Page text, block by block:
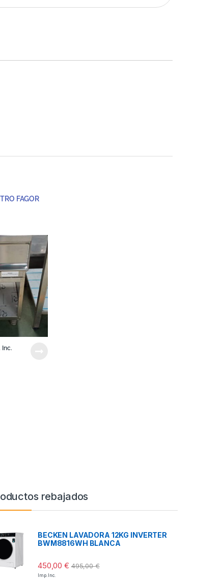
FAGOR
Inc.
rebajados
BECKEN LAVADORA 12KG INVERTER
BWM8816WH BLANCA
450,00€ 495,00€
Imp. Inc.